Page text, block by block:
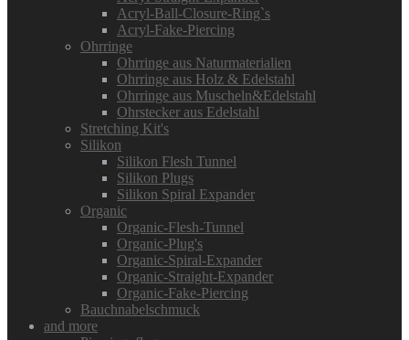
Acryl-Ball-Closure-Ring`s
Acryl-Fake-Piercing
Ohrringe
Ohrringe aus Naturmaterialien
Ohrringe aus Holz & Edelstahl
Ohrringe aus Muscheln&Edelstahl
Ohrstecker aus Edelstahl
Stretching Kit's
Silikon
Silikon Flesh Tunnel
Silikon Plugs
Silikon Spiral Expander
Organic
Organic-Flesh-Tunnel
Organic-Plug's
Organic-Spiral-Expander
Organic-Straight-Expander
Organic-Fake-Piercing
Bauchnabelschmuck
and more